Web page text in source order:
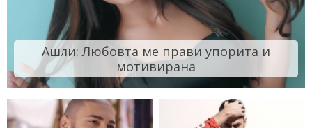
Ашли: Любовта ме прави упорита и
мотивирана